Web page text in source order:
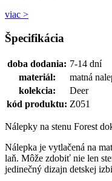
viac >
Špecifikácia
doba dodania: 7-14 dní
materiál:
matná
kolekcia:
Deer
kód produktu: Z051
Nálepky na stenu Forest
Nálepka je vytlačená na
laň. Môže zdobiť nie len
jedinečný dizajn detskej